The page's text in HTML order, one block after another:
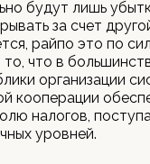
будут лишь
за счет
райпо это по
что в
организации
кооперации
налогов,
уровней.